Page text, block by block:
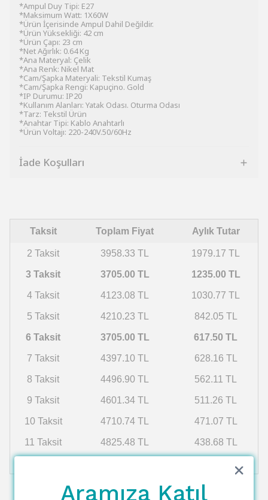
*Ampul Duy Tipi: E27
*Maksimum Watt: 1X60W
*Ürün İçerisinde Ampul Dahil Değildir.
*Ürün Yüksekliği: 42 cm
*Ürün Çapı: 23 cm
*Net Ağırlık: 0.64 Kg
*Ana Materyal: Çelik
*Ana Renk: Nikel Mat
*Cam/Şapka Materyali: Tekstil Kumaş
*Cam/Şapka Rengi: Kapuçino. Gold
*IP Durumu: IP20
*Kullanım Alanları: Yatak Odası. Oturma Odası
*Tarz: Tekstil Ürün
*Anahtar Tipi: Kablo Anahtarlı
*Ürün Voltajı: 220-240V.50/60Hz
İade Koşulları
Taksit Toplam Fiyat Aylık Tutar
2 Taksit 3958.33 TL 1979.17 TL
3 Taksit 3705.00 TL 1235.00 TL
4 Taksit 4123.08 TL 1030.77 TL
5 Taksit 4210.23 TL 842.05 TL
6 Taksit 3705.00 TL 617.50 TL
7 Taksit 4397.10 TL 628.16 TL
8 Taksit 4496.90 TL 562.11 TL
9 Taksit 4601.34 TL 511.26 TL
10 Taksit 4710.74 TL 471.07 TL
11 Taksit 4825.48 TL 438.68 TL
Aramıza Katıl